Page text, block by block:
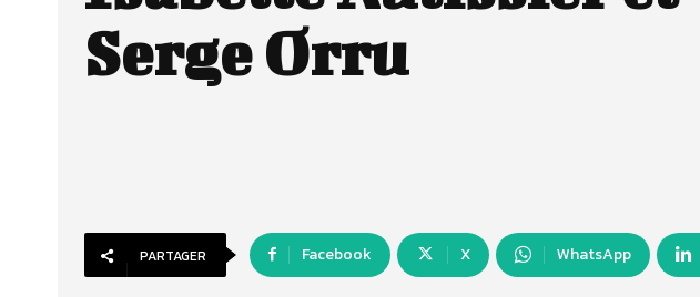
Serge Orru
PARTAGER Facebook X WhatsApp